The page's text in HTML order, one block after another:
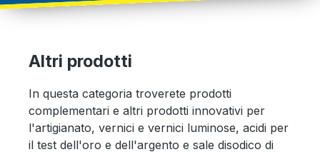
Altri prodotti
In questa categoria troverete prodotti
complementari e altri prodotti innovativi per
l'artigianato, vernici e vernici luminose, acidi per
il test dell'oro e dell'argento e sale disodico di